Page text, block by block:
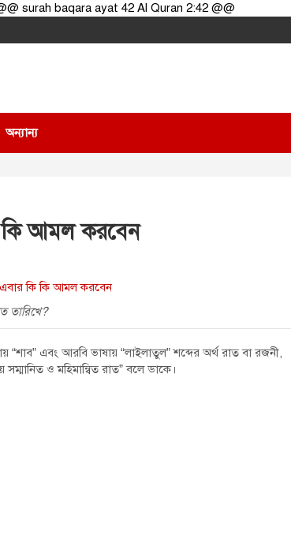
@@ surah baqara ayat 42 Al Quran 2:42 @@
অন্যান্য
কি আমল করবেন
তারিখে?
এবং আরবি ভাষায় “লাইলাতুল” শব্দের অর্থ রাত বা রজনী,
ও মহিমান্বিত রাত” বলে ডাকে।